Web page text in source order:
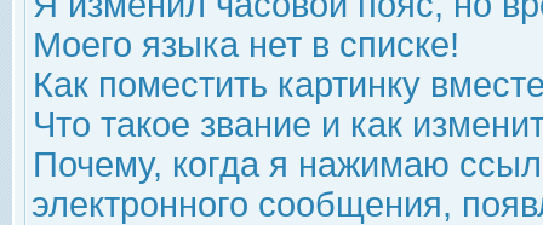
Моего языка нет в списке!
Как поместить картинку
Что такое звание и как
Почему, когда я нажимаю
электронного сообщения,